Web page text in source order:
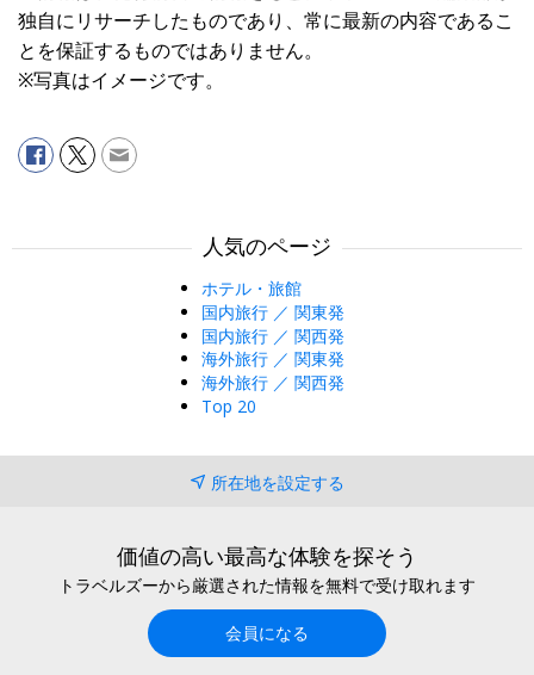
独自にリサーチしたものであり、常に最新の内容であるこ
とを保証するものではありません。
※写真はイメージです。
人気のページ
ホテル・旅館
国内旅行 ／ 関東発
国内旅行 ／ 関西発
海外旅行 ／ 関東発
海外旅行 ／ 関西発
Top 20
所在地を設定する
価値の高い最高な体験を探そう
トラベルズーから厳選された情報を無料で受け取れます
会員になる